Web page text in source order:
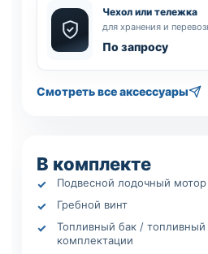
Чехол или тележка
для хранения и
По запросу
Смотреть все аксессуары
В комплекте
Подвесной лодочный
Гребной винт
Топливный бак /
комплектации